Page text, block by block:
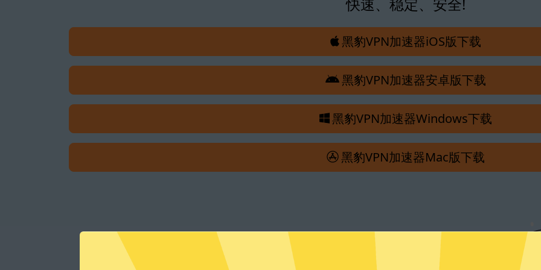
黑豹VPN加速器iOS版下载
黑豹VPN加速器安卓版下载
黑豹VPN加速器Windows下载
黑豹VPN加速器Mac版下载